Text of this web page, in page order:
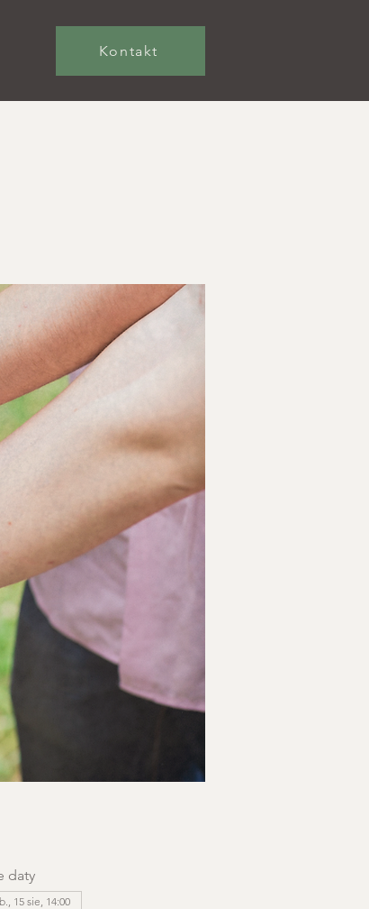
Kontakt
daty
15 sie, 14:00